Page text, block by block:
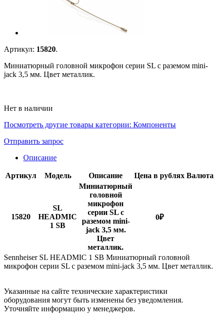
Артикул: 15820.
Миниатюрный головной микрофон серии SL с раземом mini-
jack 3,5 мм. Цвет металлик.
Нет в наличии
Посмотреть другие товары категории: Компоненты
Отправить запрос
Описание
Артикул Модель Описание Цена в рублях Валюта
15820
SL
HEADMIC
1 SB
Миниатюрный
головной
микрофон
серии SL с
раземом mini-
jack 3,5 мм.
Цвет
металлик.
0₽
Sennheiser SL HEADMIC 1 SB Миниатюрный головной
микрофон серии SL с раземом mini-jack 3,5 мм. Цвет металлик.
Указанные на сайте технические характеристики
оборудования могут быть изменены без уведомления.
Уточняйте информацию у менеджеров.